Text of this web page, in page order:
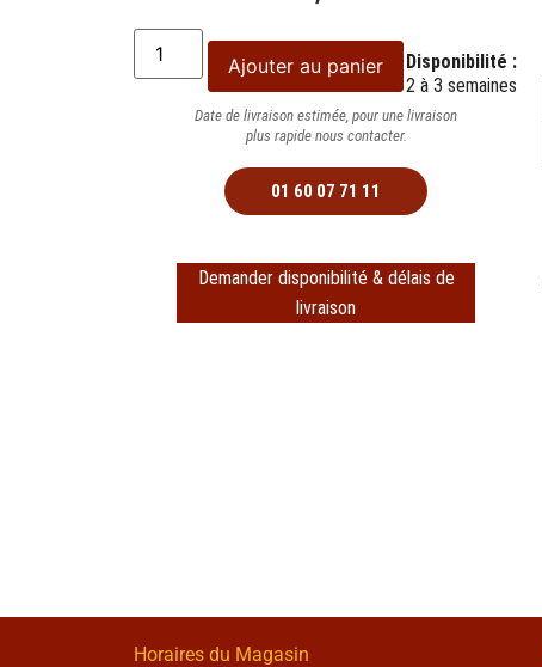
Ajouter au panier
Disponibilité :
2 à 3 semaines
Date de livraison estimée, pour une livraison
plus rapide nous contacter.
01 60 07 71 11
Demander disponibilité & délais de
livraison
Horaires du Magasin